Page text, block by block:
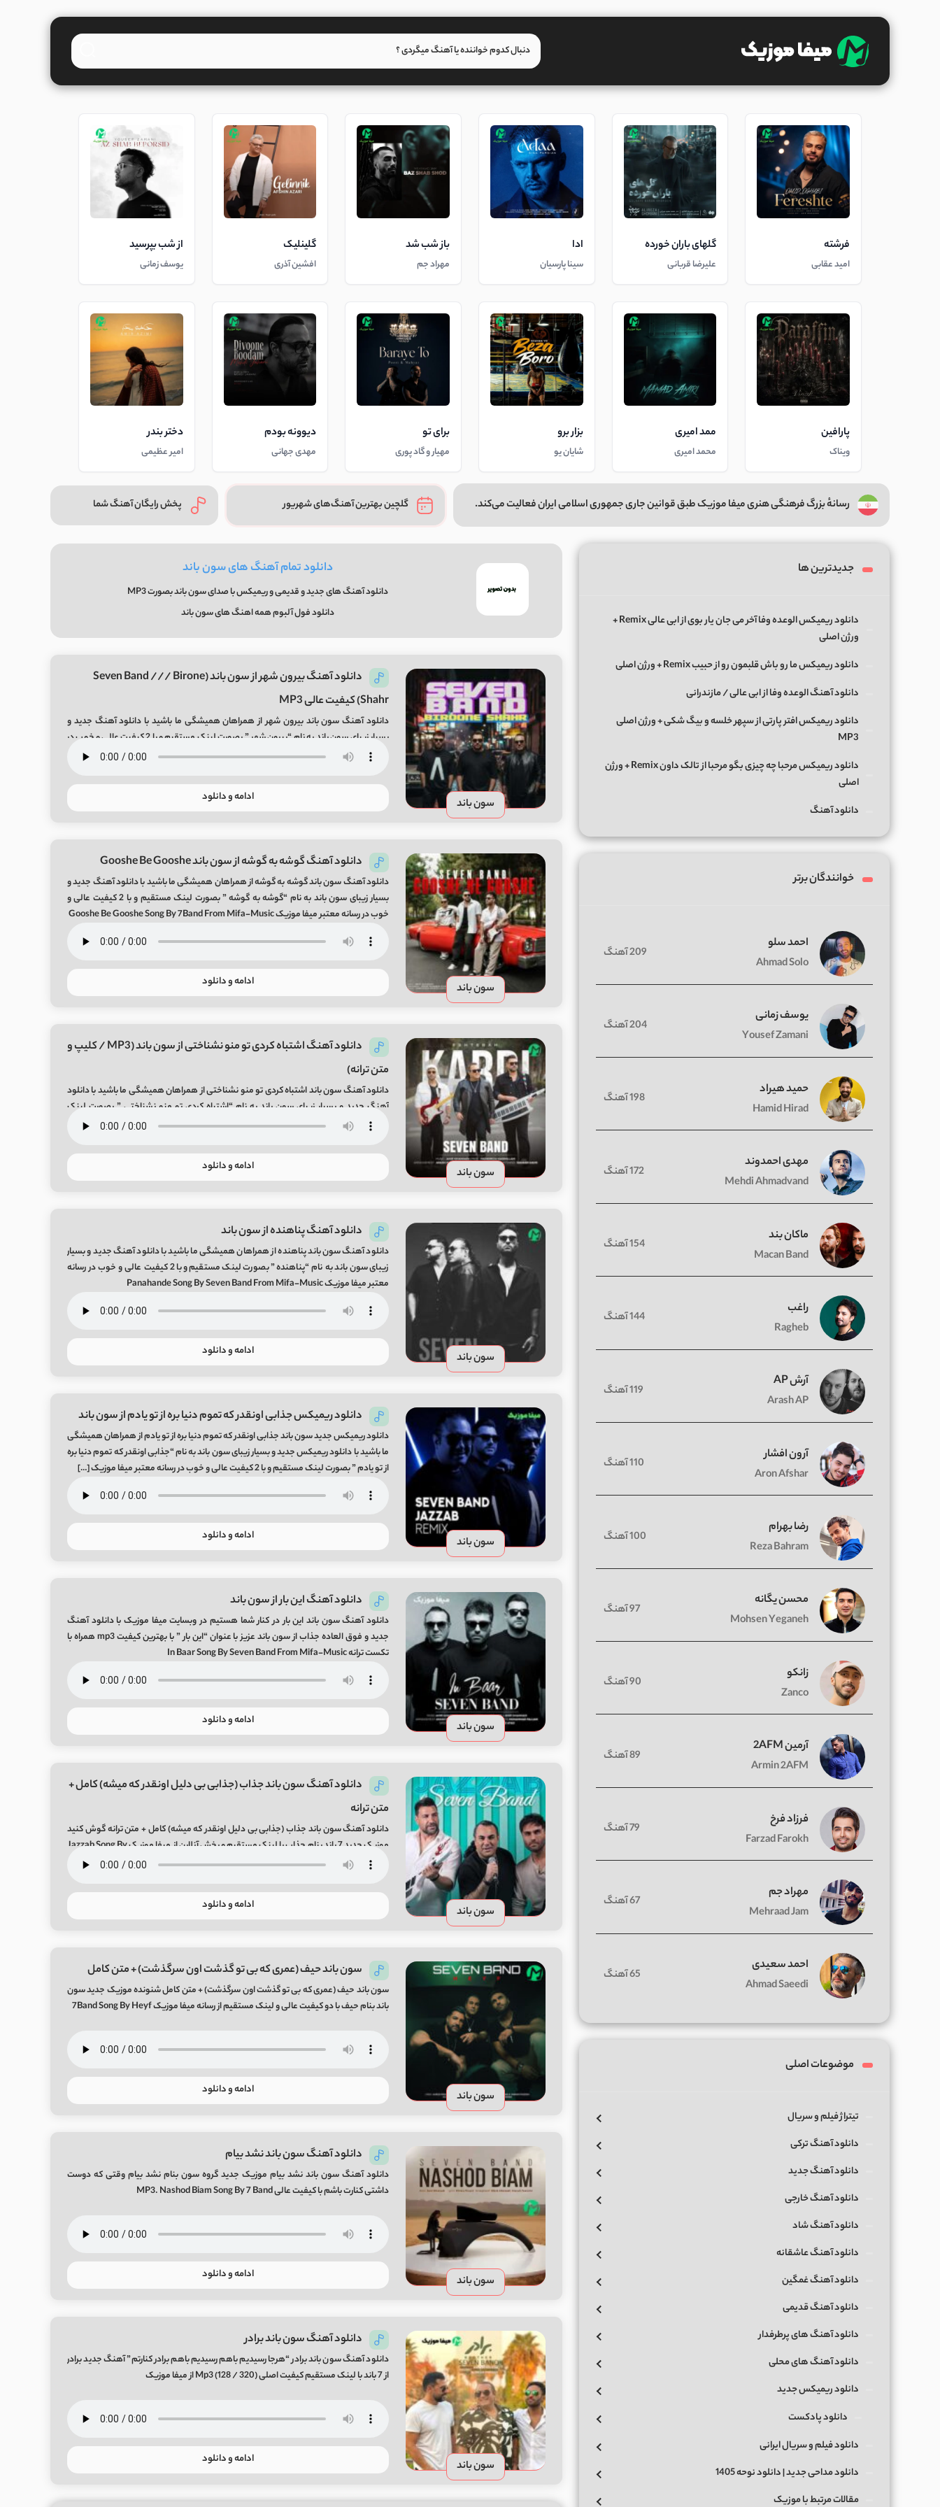
فرشته
امید عقابی
گلهای باران خورده
علیرضا قربانی
ادا
سینا پارسیان
باز شب شد
مهراد جم
گلینلیک
افشین آذری
از شب بپرسید
یوسف زمانی
پارافین
ویناک
ممد امیری
محمد امیری
بزار برو
شایان یو
برای تو
مهیار و گاد پوری
دیوونه بودم
مهدی جهانی
دختر بندر
امیر عظیمی
رسانهٔ بزرگ فرهنگی هنری میفا موزیک طبق قوانین جاری جمهوری اسلامی ایران فعالیت می‌کند. گلچین بهترین آهنگ‌های شهریور پخش رایگان آهنگ شما
دانلود تمام آهنگ های سون باند
دانلود آهنگ های جدید و قدیمی و ریمیکس با صدای سون باند بصورت MP3
دانلود فول آلبوم همه اهنگ های سون باند
سون باند
دانلود آهنگ بیرون شهر از سون باند (Seven Band /// Birone
Shahr) کیفیت عالی MP3
دانلود آهنگ سون باند بیرون شهر از همراهان همیشگی ما باشید با دانلود آهنگ جدید و
بسیار زیبای سون باند به نام “بیرون شهر ” بصورت لینک مستقیم و با 2 کیفیت عالی و خوب در
رسانه معتبر میفا موزیک Birone Shahr Song By Seven Band From Mifa-Music
ادامه و دانلود
سون باند
دانلود آهنگ گوشه به گوشه از سون باند Gooshe Be Gooshe
دانلود آهنگ سون باند گوشه به گوشه از همراهان همیشگی ما باشید با دانلود آهنگ جدید و
بسیار زیبای سون باند به نام “گوشه به گوشه ” بصورت لینک مستقیم و با 2 کیفیت عالی و
خوب در رسانه معتبر میفا موزیک Gooshe Be Gooshe Song By 7Band From Mifa-Music
ادامه و دانلود
سون باند
دانلود آهنگ اشتباه کردی تو منو نشناختی از سون باند (MP3 / کلیپ و
متن ترانه)
دانلود آهنگ سون باند اشتباه کردی تو منو نشناختی از همراهان همیشگی ما باشید با دانلود
آهنگ جدید و بسیار زیبای سون باند به نام “اشتباه کردی تو منو نشناختی ” بصورت لینک
مستقیم و با 2 کیفیت عالی و خوب در رسانه معتبر میفا موزیک Eshtebah Kardi Song By
ادامه و دانلود
سون باند
دانلود آهنگ پناهنده از سون باند
دانلود آهنگ سون باند پناهنده از همراهان همیشگی ما باشید با دانلود آهنگ جدید و بسیار
زیبای سون باند به نام “پناهنده ” بصورت لینک مستقیم و با 2 کیفیت عالی و خوب در رسانه
معتبر میفا موزیک Panahande Song By Seven Band From Mifa-Music
ادامه و دانلود
سون باند
دانلود ریمیکس جذابی اونقدر که تموم دنیا بره از تو یادم از سون باند
دانلود ریمیکس جدید سون باند جذابی اونقدر که تموم دنیا بره از تو یادم از همراهان همیشگی
ما باشید با دانلود ریمیکس جدید و بسیار زیبای سون باند به نام “جذابی اونقدر که تموم دنیا بره
از تو یادم ” بصورت لینک مستقیم و با 2 کیفیت عالی و خوب در رسانه معتبر میفا موزیک […]
ادامه و دانلود
سون باند
دانلود آهنگ این بار از سون باند
دانلود آهنگ سون باند این بار در کنار شما هستیم در وبسایت میفا موزیک با دانلود آهنگ
جدید و فوق العاده جذاب از سون باند عزیز با عنوان “این بار ” با بهترین کیفیت mp3 همراه با
تکست ترانه In Baar Song By Seven Band From Mifa-Music
ادامه و دانلود
سون باند
دانلود آهنگ سون باند جذاب (جذابی بی دلیل اونقدر که میشه) کامل +
متن ترانه
دانلود آهنگ سون باند جذاب (جذابی بی دلیل اونقدر که میشه) کامل + متن ترانه گوش کنید
موزیک جدید 7 باند بنام جذاب با لینک مستقیم و پخش آنلاین از میفا موزیک Jazzab Song By
7Band
ادامه و دانلود
سون باند
سون باند حیف (عمری که بی تو گذشت اون سرگذشت) + متن کامل
سون باند حیف (عمری که بی تو گذشت اون سرگذشت) + متن کامل شنونده موزیک جدید سون
باند بنام حیف با دو کیفیت عالی و لینک مستقیم از رسانه میفا موزیک 7Band Song By Heyf
ادامه و دانلود
سون باند
دانلود آهنگ سون باند نشد بیام
دانلود آهنگ سون باند نشد بیام موزیک جدید گروه سون بنام نشد بیام وقتی که دوست
داشتی کنارت باشم با کیفیت عالی MP3. Nashod Biam Song By 7 Band
ادامه و دانلود
سون باند
دانلود آهنگ سون باند برادر
دانلود آهنگ سون باند برادر “هرجا رسیدیم باهم رسیدیم باهم برادر کنارتم” آهنگ جدید برادر
از 7 باند با لینک مستقیم کیفیت اصلی (320 / 128) Mp3 از میفا موزیک
ادامه و دانلود
جدیدترین ها
دانلود ریمیکس الوعده وفا آخر می جان یار بوی از ابی عالی Remix +
ورژن اصلی
دانلود ریمیکس ما رو باش قلبمون رو از حبیب Remix + ورژن اصلی
دانلود آهنگ الوعده وفا از ابی عالی / مازندرانی
دانلود ریمیکس افتر پارتی از سپهر خلسه و بیگ شکی + ورژن اصلی
MP3
دانلود ریمیکس ﻣﺮﺣﺒﺎ ﭼﻪ ﭼﻴﺰی ﺑﮕﻮ ﻣﺮﺣﺒﺎ از تالک داون Remix + ورژن
اصلی
دانلود آهنگ
خوانندگان برتر
احمد سلو
Ahmad Solo
209 آهنگ
یوسف زمانی
Yousef Zamani
204 آهنگ
حمید هیراد
Hamid Hirad
198 آهنگ
مهدی احمدوند
Mehdi Ahmadvand
172 آهنگ
ماکان بند
Macan Band
154 آهنگ
راغب
Ragheb
144 آهنگ
آرش AP
Arash AP
119 آهنگ
آرون افشار
Aron Afshar
110 آهنگ
رضا بهرام
Reza Bahram
100 آهنگ
محسن یگانه
Mohsen Yeganeh
97 آهنگ
زانکو
Zanco
90 آهنگ
آرمین 2AFM
Armin 2AFM
89 آهنگ
فرزاد فرخ
Farzad Farokh
79 آهنگ
مهراد جم
Mehraad Jam
67 آهنگ
احمد سعیدی
Ahmad Saeedi
65 آهنگ
موضوعات اصلی
تیتراژ فیلم و سریال
دانلود آهنگ ترکی
دانلود آهنگ جدید
دانلود آهنگ خارجی
دانلود آهنگ شاد
دانلود آهنگ عاشقانه
دانلود آهنگ غمگین
دانلود آهنگ قدیمی
دانلود آهنگ های پرطرفدار
دانلود آهنگ های محلی
دانلود ریمیکس جدید
دانلود پادکست
دانلود فیلم و سریال ایرانی
دانلود مداحی جدید | دانلود نوحه 1405
مقالات مرتبط با موزیک